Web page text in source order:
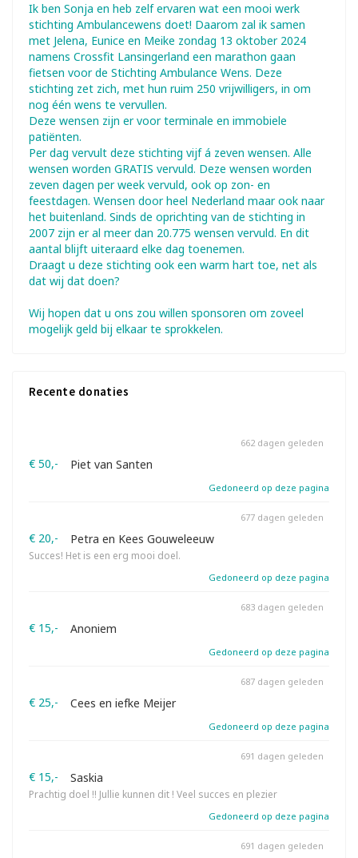
Ik ben Sonja en heb zelf ervaren wat een mooi werk
stichting Ambulancewens doet! Daarom zal ik samen
met Jelena, Eunice en Meike zondag 13 oktober 2024
namens Crossfit Lansingerland een marathon gaan
fietsen voor de Stichting Ambulance Wens. Deze
stichting zet zich, met hun ruim 250 vrijwilligers, in om
nog één wens te vervullen.
Deze wensen zijn er voor terminale en immobiele
patiënten.
Per dag vervult deze stichting vijf á zeven wensen. Alle
wensen worden GRATIS vervuld. Deze wensen worden
zeven dagen per week vervuld, ook op zon- en
feestdagen. Wensen door heel Nederland maar ook naar
het buitenland. Sinds de oprichting van de stichting in
2007 zijn er al meer dan 20.775 wensen vervuld. En dit
aantal blijft uiteraard elke dag toenemen.
Draagt u deze stichting ook een warm hart toe, net als
dat wij dat doen?
Wij hopen dat u ons zou willen sponsoren om zoveel
mogelijk geld bij elkaar te sprokkelen.
Recente donaties
€ 50,- Piet van Santen
662 dagen geleden
Gedoneerd op deze pagina
€ 20,- Petra en Kees Gouweleeuw
Succes! Het is een erg mooi doel.
677 dagen geleden
Gedoneerd op deze pagina
€ 15,- Anoniem
683 dagen geleden
Gedoneerd op deze pagina
€ 25,- Cees en iefke Meijer
687 dagen geleden
Gedoneerd op deze pagina
€ 15,- Saskia
Prachtig doel !! Jullie kunnen dit ! Veel succes en plezier
691 dagen geleden
Gedoneerd op deze pagina
691 dagen geleden